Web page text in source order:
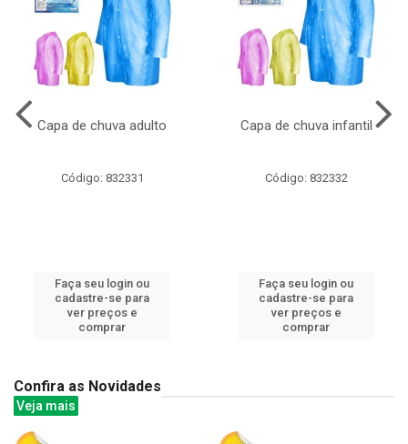
Capa de chuva adulto
Código: 832331
Faça seu login ou
cadastre-se para
ver preços e
comprar
Capa de chuva infantil
Código: 832332
Faça seu login ou
cadastre-se para
ver preços e
comprar
Confira as Novidades
Veja mais